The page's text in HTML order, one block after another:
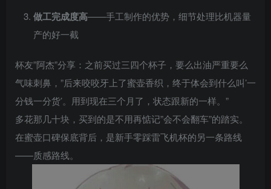
做工完成度高——手工制作的优势，细节处理比机器量
产的好一截
杯友”阿杰”分享：之前买过三四个杯子，要么出油严重要么
气味刺鼻，”后来咬咬牙上了蜜壶香织，终于体会到什么叫’一
分钱一分货’。用到现在三个月了，状态跟新的一样。”
多花那几十块，买到的是不用再惦记”会不会翻车”的踏实。
在蜜壶口碑保底背后，是新手零踩雷飞机杯的另一条路线
——质感路线。